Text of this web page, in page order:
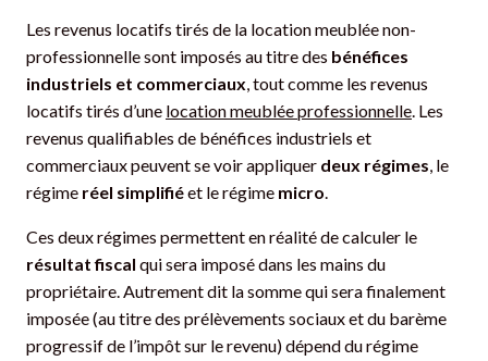
Les revenus locatifs tirés de la location meublée non-
professionnelle sont imposés au titre des bénéfices
industriels et commerciaux, tout comme les revenus
locatifs tirés d’une location meublée professionnelle. Les
revenus qualifiables de bénéfices industriels et
commerciaux peuvent se voir appliquer deux régimes, le
régime réel simplifiéet le régime micro.
Ces deux régimes permettent en réalité de calculer le
résultat fiscal qui sera imposé dans les mains du
propriétaire. Autrement dit la somme qui sera finalement
imposée (au titre des prélèvements sociaux et du barème
progressif de l’impôt sur le revenu) dépend du régime